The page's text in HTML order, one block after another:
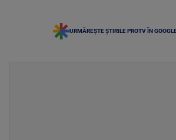
URMĂREȘTE ȘTIRILE PROTV ÎN